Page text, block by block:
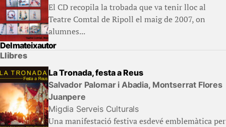
El CD recopila la trobada que va tenir lloc al
Teatre Comtal de Ripoll el maig de 2007, on
alumnes...
Del mateix autor
Llibres
La Tronada, festa a Reus
Salvador Palomar i Abadia, Montserrat Flores
Juanpere
Migdia Serveis Culturals
Una manifestació festiva esdevé emblemàtica per